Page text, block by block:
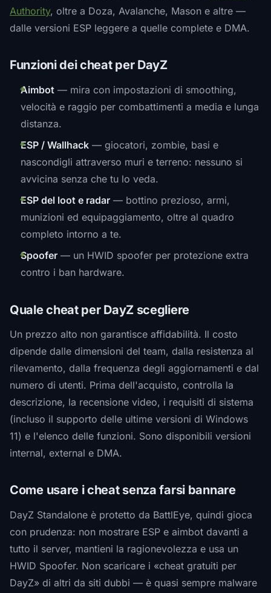
Authority, oltre a Doza, Avalanche, Mason e altre —
dalle versioni ESP leggere a quelle complete e DMA.
Funzioni dei cheat per DayZ
Aimbot — mira con impostazioni di smoothing,
velocità e raggio per combattimenti a media e lunga
distanza.
ESP / Wallhack — giocatori, zombie, basi e
nascondigli attraverso muri e terreno: nessuno si
avvicina senza che tu lo veda.
ESP del loot e radar — bottino prezioso, armi,
munizioni ed equipaggiamento, oltre al quadro
completo intorno a te.
Spoofer — un HWID spoofer per protezione extra
contro i ban hardware.
Quale cheat per DayZ scegliere
Un prezzo alto non garantisce affidabilità. Il costo
dipende dalle dimensioni del team, dalla resistenza al
rilevamento, dalla frequenza degli aggiornamenti e dal
numero di utenti. Prima dell'acquisto, controlla la
descrizione, la recensione video, i requisiti di sistema
(incluso il supporto delle ultime versioni di Windows
11) e l'elenco delle funzioni. Sono disponibili versioni
internal, external e DMA.
Come usare i cheat senza farsi bannare
DayZ Standalone è protetto da BattlEye, quindi gioca
con prudenza: non mostrare ESP e aimbot davanti a
tutto il server, mantieni la ragionevolezza e usa un
HWID Spoofer. Non scaricare i «cheat gratuiti per
DayZ» di altri da siti dubbi — è quasi sempre malware